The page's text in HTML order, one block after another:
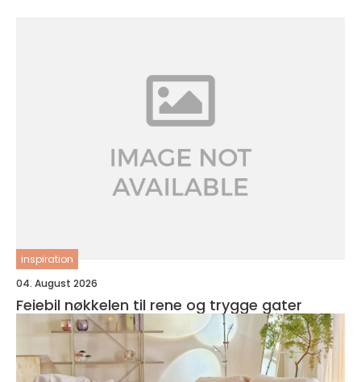
inspiration
04. August 2026
Feiebil nøkkelen til rene og trygge gater